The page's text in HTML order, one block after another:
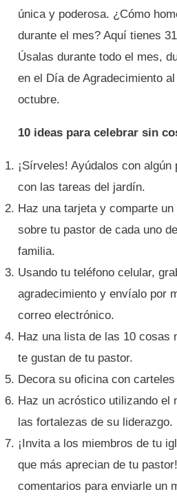
única y poderosa. ¿Cómo
durante el mes? Aquí tienes
Úsalas durante todo el mes,
en el Día de Agradecimiento
octubre.
10 ideas para celebrar sin
¡Sírveles! Ayúdalos con
con las tareas del jardín.
Haz una tarjeta y comparte
sobre tu pastor de cada uno
familia.
Usando tu teléfono celular,
agradecimiento y envíalo por
correo electrónico.
Haz una lista de las 10 cosas
te gustan de tu pastor.
Decora su oficina con
Haz un acróstico utilizando el
las fortalezas de su liderazgo.
¡Invita a los miembros de tu
que más aprecian de tu
comentarios para enviarle un